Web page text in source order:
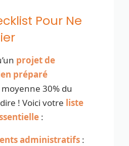
Pour Ne
projet de
préparé
30% du
! Voici votre liste
:
administratifs :